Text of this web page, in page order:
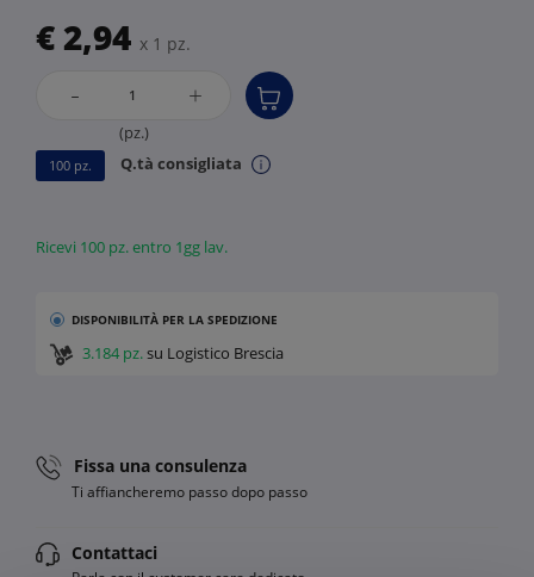
€ 2,94 x 1 pz.
- +
(pz.)
100 pz. Q.tà consigliata
Ricevi 100 pz. entro 1gg lav.
DISPONIBILITÀ PER LA SPEDIZIONE
3.184 pz.su Logistico Brescia
Fissa una consulenza
Ti affiancheremo passo dopo passo
Contattaci